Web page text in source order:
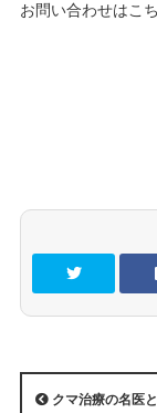
お問い合わせはこ
クマ治療の名医